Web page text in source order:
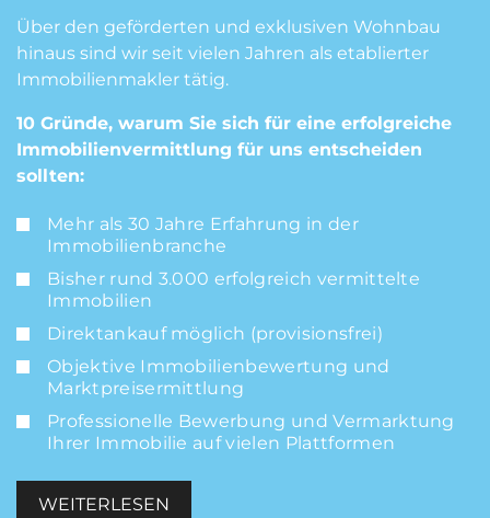
Über den geförderten und exklusiven Wohnbau
hinaus sind wir seit vielen Jahren als etablierter
Immobilienmakler tätig.
10 Gründe, warum Sie sich für eine erfolgreiche
Immobilienvermittlung für uns entscheiden
sollten:
Mehr als 30 Jahre Erfahrung in der
Immobilienbranche
Bisher rund 3.000 erfolgreich vermittelte
Immobilien
Direktankauf möglich (provisionsfrei)
Objektive Immobilienbewertung und
Marktpreisermittlung
Professionelle Bewerbung und Vermarktung
Ihrer Immobilie auf vielen Plattformen
WEITERLESEN